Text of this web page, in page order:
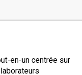
en-un centrée sur